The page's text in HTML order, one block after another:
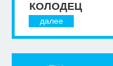
КОЛОДЕЦ
далее